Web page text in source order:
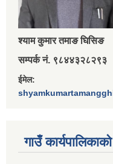
श्‍याम कुमार तमाङ घिसिङ
सम्पर्क नं. ९८४४३२८२९३
ईमेल:
गाउँ